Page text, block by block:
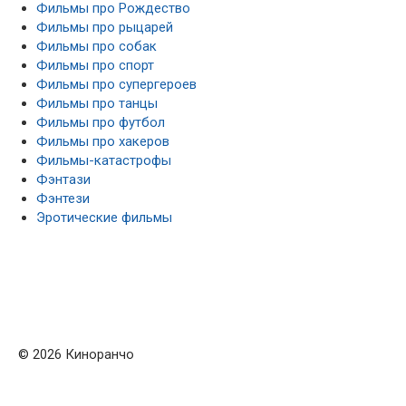
Фильмы про Рождество
Фильмы про рыцарей
Фильмы про собак
Фильмы про спорт
Фильмы про супергероев
Фильмы про танцы
Фильмы про футбол
Фильмы про хакеров
Фильмы-катастрофы
Фэнтази
Фэнтези
Эротические фильмы
© 2026 Киноранчо